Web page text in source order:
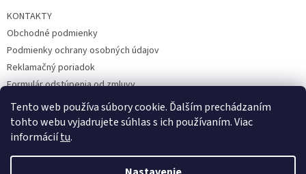
Tento web používa súbory cookie. Ďalším prechádzaním
tohto webu vyjadrujete súhlas s ich používaním. Viac
informáciítu.
KONTAKTY
Obchodné podmienky
Podmienky ochrany osobných údajov
Reklamačný poriadok
Formulár odstúpenia od zmluvy
Reklamačný formulár